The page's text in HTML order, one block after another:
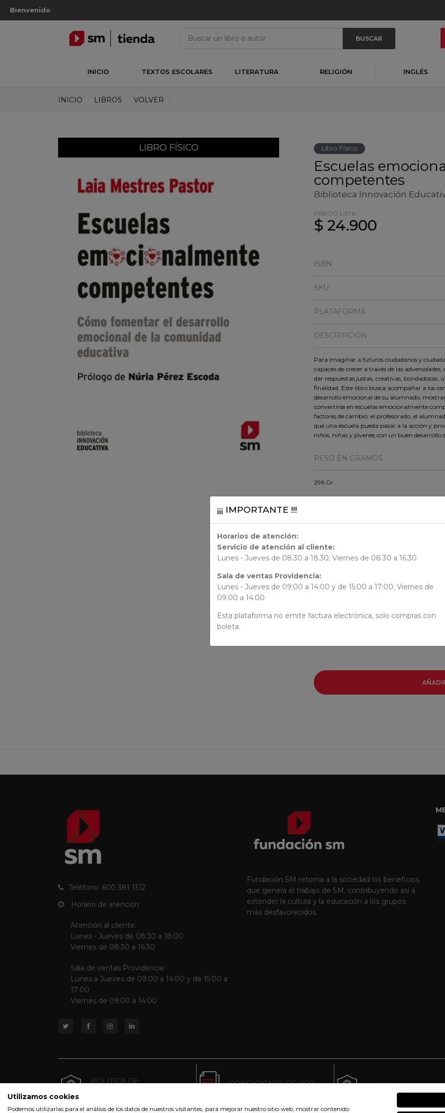
Bienvenido
BUSCAR
INICIO TEXTOS ESCOLARES LITERATURA RELIGIÓN INGLÉS
INICIO LIBROS VOLVER
LIBRO FÍSICO Libro Físico
Escuelas
competentes
Biblioteca Innovación
PRECIO LISTA
$ 24.900
ISBN
SKU
PLATAFORMA
DESCRIPCIÓN
Para imaginar a futuros ciudadanos y
capaces de crecer a través de las
dar respuestas justas, creativas, bondadosas,
finalidad. Este libro busca acompañar a los
desarrollo emocional de su alumnado,
convertirse en escuelas emocionalmente
factores de cambio: el profesorado, el
que una escuela pueda pasar a la acción y
niños, niñas y jóvenes con un buen desarrollo
PESO EN GRAMOS
296 Gr.
ORIGEN
España
Teléfono: 600 381 1312
Horario de atención:
Atención al cliente:
Lunes - Jueves de 08:30 a 18:00
Viernes de 08:30 a 16:30
Sala de ventas Providencia:
Lunes a Jueves de 09:00 a 14:00 y de 15:00 a
17:00
Viernes de 09:00 a 14:00
Fundación SM retorna a la sociedad los beneficios
que genera el trabajo de SM, contribuyendo así a
extender la cultura y la educación a los grupos
más desfavorecidos.
POLÍTICA DE
CONDICIONES DE USO
¡¡¡ IMPORTANTE !!!
Horarios de atención:
Servicio de atención al cliente:
Lunes - Jueves de 08.30 a 18.30; Viernes de 08.30 a 16.30
Sala de ventas Providencia:
Lunes - Jueves de 09:00 a 14:00 y de 15:00 a 17:00; Viernes de
09.00 a 14.00
Esta plataforma no emite factura electrónica, solo compras con
boleta.
Utilizamos cookies
Podemos utilizarlas para el análisis de los datos de nuestros visitantes, para mejorar nuestro sitio web, mostrar contenido